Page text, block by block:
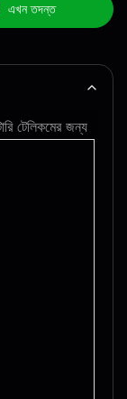
এখন তদন্ত
টেলিকমের জন্য